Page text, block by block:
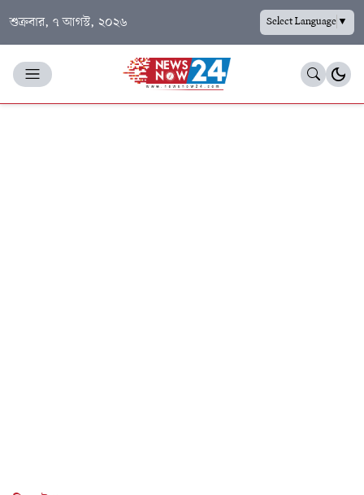
শুক্রবার, ৭ আগস্ট, ২০২৬ Select Language▼